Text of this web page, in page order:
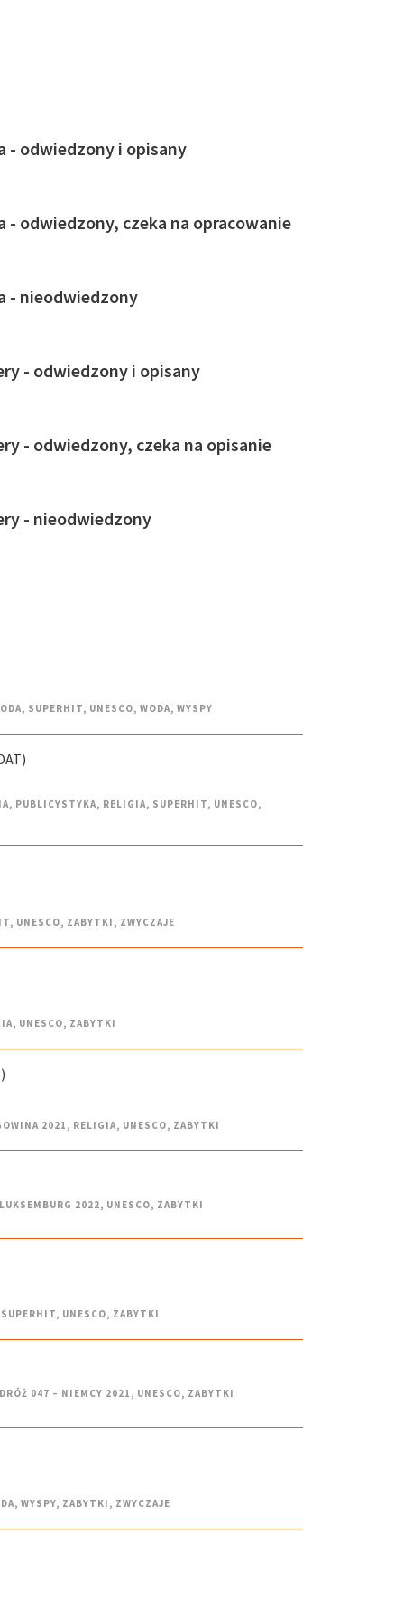
- odwiedzony i opisany
odwiedzony, czeka na opracowanie
- nieodwiedzony
- odwiedzony i opisany
- odwiedzony, czeka na opisanie
- nieodwiedzony
, SUPERHIT, UNESCO, WODA, WYSPY
, PUBLICYSTYKA, RELIGIA, SUPERHIT, UNESCO,
, UNESCO, ZABYTKI , ZWYCZAJE
, UNESCO, ZABYTKI
2021 , RELIGIA, UNESCO, ZABYTKI
2022, UNESCO, ZABYTKI
SUPERHIT, UNESCO, ZABYTKI
047 – NIEMCY 2021 , UNESCO, ZABYTKI
, WYSPY, ZABYTKI , ZWYCZAJE